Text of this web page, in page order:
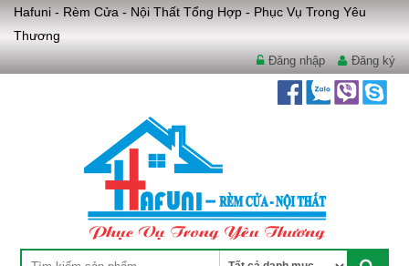
Hafuni - Rèm Cửa - Nội Thất Tổng Hợp - Phục Vụ Trong Yêu
Thương
Đăng nhập Đăng ký